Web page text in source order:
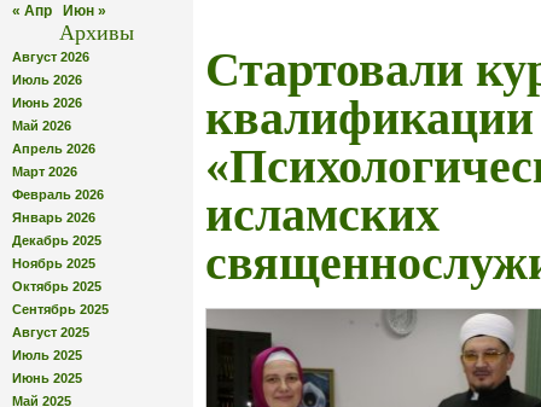
« Апр Июн »
Архивы
Август 2026
Июль 2026
Июнь 2026
Май 2026
Апрель 2026
Март 2026
Февраль 2026
Январь 2026
Декабрь 2025
Ноябрь 2025
Октябрь 2025
Сентябрь 2025
Август 2025
Июль 2025
Июнь 2025
Май 2025
Стартовали
квалификации
исламских